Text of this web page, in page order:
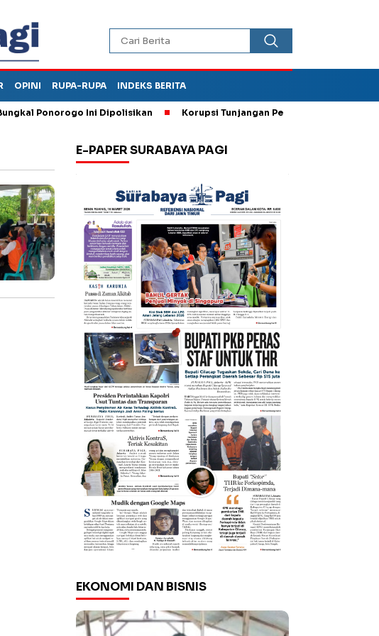
OPINI RUPA-RUPA INDEKS BERITA
Ponorogo Ini Dipolisikan Korupsi Tunjangan Perumahan DPRD
E-PAPER SURABAYA PAGI
EKONOMI DAN BISNIS